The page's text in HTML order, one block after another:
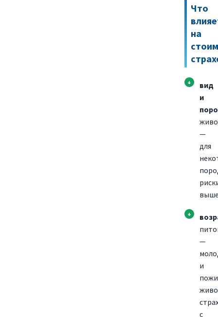
Что
на
вид
и
—
для
—
и
с